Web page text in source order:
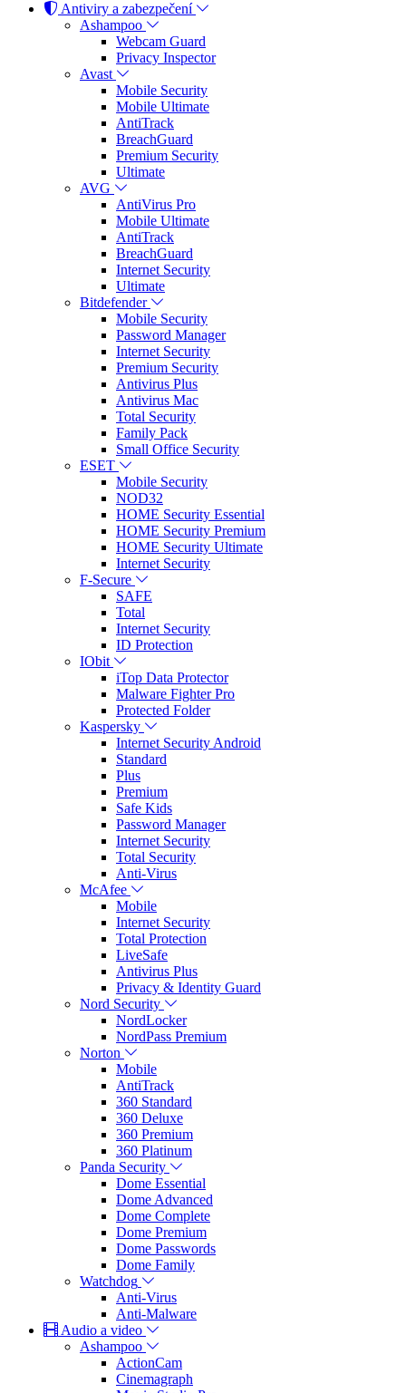
Antiviry a zabezpečení
Ashampoo
Webcam Guard
Privacy Inspector
Avast
Mobile Security
Mobile Ultimate
AntiTrack
BreachGuard
Premium Security
Ultimate
AVG
AntiVirus Pro
Mobile Ultimate
AntiTrack
BreachGuard
Internet Security
Ultimate
Bitdefender
Mobile Security
Password Manager
Internet Security
Premium Security
Antivirus Plus
Antivirus Mac
Total Security
Family Pack
Small Office Security
ESET
Mobile Security
NOD32
HOME Security Essential
HOME Security Premium
HOME Security Ultimate
Internet Security
F-Secure
SAFE
Total
Internet Security
ID Protection
IObit
iTop Data Protector
Malware Fighter Pro
Protected Folder
Kaspersky
Internet Security Android
Standard
Plus
Premium
Safe Kids
Password Manager
Internet Security
Total Security
Anti-Virus
McAfee
Mobile
Internet Security
Total Protection
LiveSafe
Antivirus Plus
Privacy & Identity Guard
Nord Security
NordLocker
NordPass Premium
Norton
Mobile
AntiTrack
360 Standard
360 Deluxe
360 Premium
360 Platinum
Panda Security
Dome Essential
Dome Advanced
Dome Complete
Dome Premium
Dome Passwords
Dome Family
Watchdog
Anti-Virus
Anti-Malware
Audio a video
Ashampoo
ActionCam
Cinemagraph